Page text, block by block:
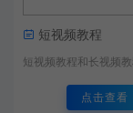
短视频教程
短视频教程和长视频
点击查看